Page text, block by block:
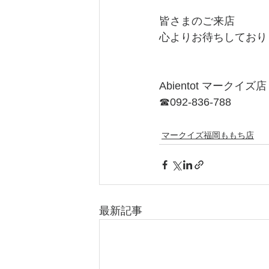
皆さまのご来店
心よりお待ちしてお
Abientot マークイズ店
☎092-836-788
マークイズ福岡ももち店
最新記事